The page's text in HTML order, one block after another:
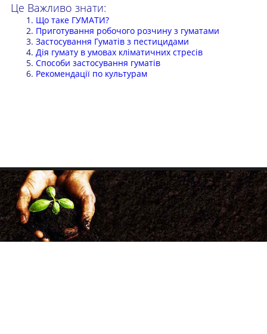
Це Важливо знати:
Що таке ГУМАТИ?
Приготування робочого розчину з гуматами
Застосування Гуматів з пестицидами
Дія гумату в умовах кліматичних стресів
Способи застосування гуматів
Рекомендації по культурам